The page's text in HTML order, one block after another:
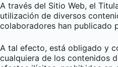
A través del Sitio Web, el
utilización de diversos
colaboradores han publicado
A tal efecto, está obligado y
cualquiera de los contenidos